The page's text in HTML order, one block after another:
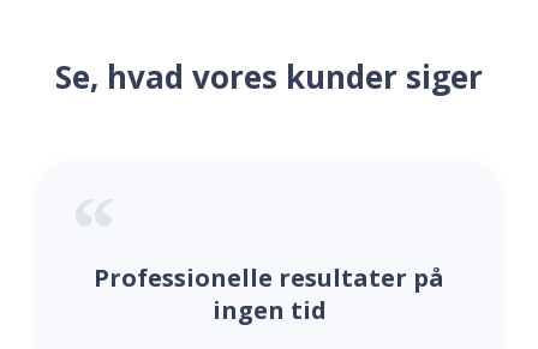
Se, hvad vores kunder siger
Professionelle resultater på
ingen tid